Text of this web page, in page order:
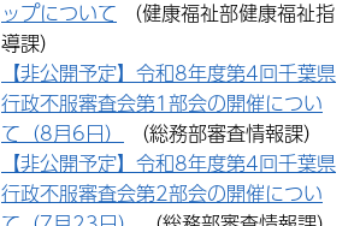
ップについて （健康福祉部健康福祉指
導課）
【非公開予定】令和8年度第4回千葉県
行政不服審査会第1部会の開催につい
て（8月6日）
（総務部審査情報課）
【非公開予定】令和8年度第4回千葉県
行政不服審査会第2部会の開催につい